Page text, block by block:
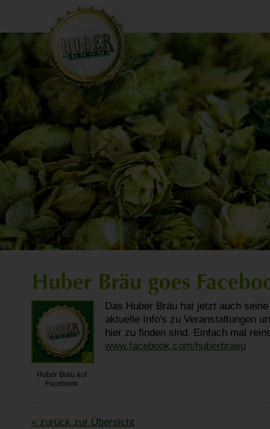
Huber Bräu auf
Facebook
Das Huber Bräu hat jetzt auch
aktuelle Info's zu Veranstaltungen
hier zu finden sind. Einfach mal
www.facebook.com/huberbraeu
« zurück zur Übersicht